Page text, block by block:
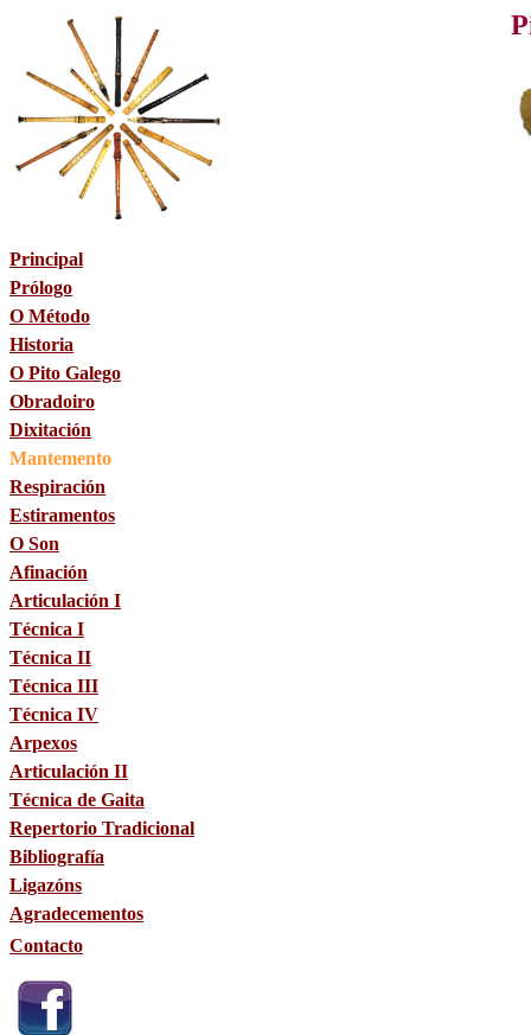
Principal
Prólogo
O Método
Historia
O Pito Galego
Obradoiro
Dixitación
Mantemento
Respiración
Estiramentos
O Son
Afinación
Articulación I
Técnica I
Técnica II
Técnica III
Técnica IV
Arpexos
Articulación II
Técnica de Gaita
Repertorio Tradicional
Bibliografía
Ligazóns
Agradecementos
Contacto